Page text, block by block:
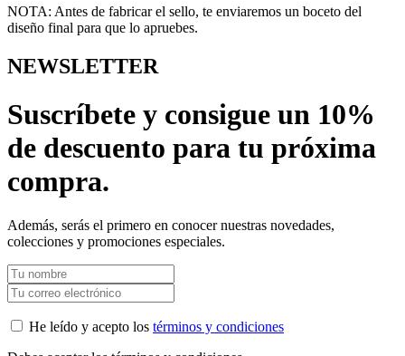
NOTA: Antes de fabricar el sello, te enviaremos un boceto del
diseño final para que lo apruebes.
NEWSLETTER
Suscríbete y consigue un 10%
de descuento para tu próxima
compra.
Además, serás el primero en conocer nuestras novedades,
colecciones y promociones especiales.
He leído y acepto los términos y condiciones